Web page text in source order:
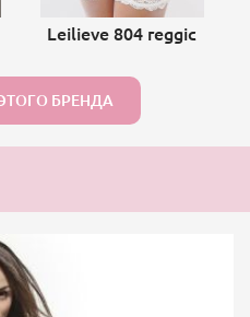
Leilieve 804 reggic
БРЕНДА